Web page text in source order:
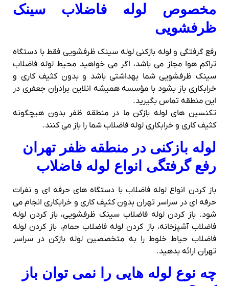
مخصوص لوله فاضلاب سینک
ظرفشویی
رفع گرفتگی و لوله بازکنی لوله سینک ظرفشویی فقط با دستگاه
تراکم هوا مجاز می باشد، اگر می خواهید محیط لوله فاضلاب
سینک ظرفشویی شما بهداشتی باشد و بدون کثیف کاری و
خرابکاری باز بشود با مؤسسه همیشه انلاین برادران جعفری در
این منطقه تماس بگیرید.
تکنسین های لوله بازکن ما در منطقه ظفر بدون هیچگونه
کثیف کاری و خرابکاری لوله فاضلاب شما را باز می کنند.
لوله بازکنی در منطقه ظفر تهران
رفع گرفتگی انواع لوله فاضلاب
باز کردن انواع لوله فاضلاب با دستگاه های حرفه ای و نفرات
حرفه ای در سراسر تهران بدون کثیف کاری و خرابکاری انجام می
شود. باز کردن لوله فاضلاب سینک ظرفشویی، باز کردن لوله
فاضلاب آشپزخانه، باز کردن لوله فاضلاب حمام، باز کردن لوله
فاضلاب حیاط خلوط را به متخصصین لوله بازکن در سراسر
تهران ارائه بدهید.
چه نوع لوله هایی را نمی توان باز